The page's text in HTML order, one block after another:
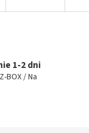
1-2 dni
BOX / Na